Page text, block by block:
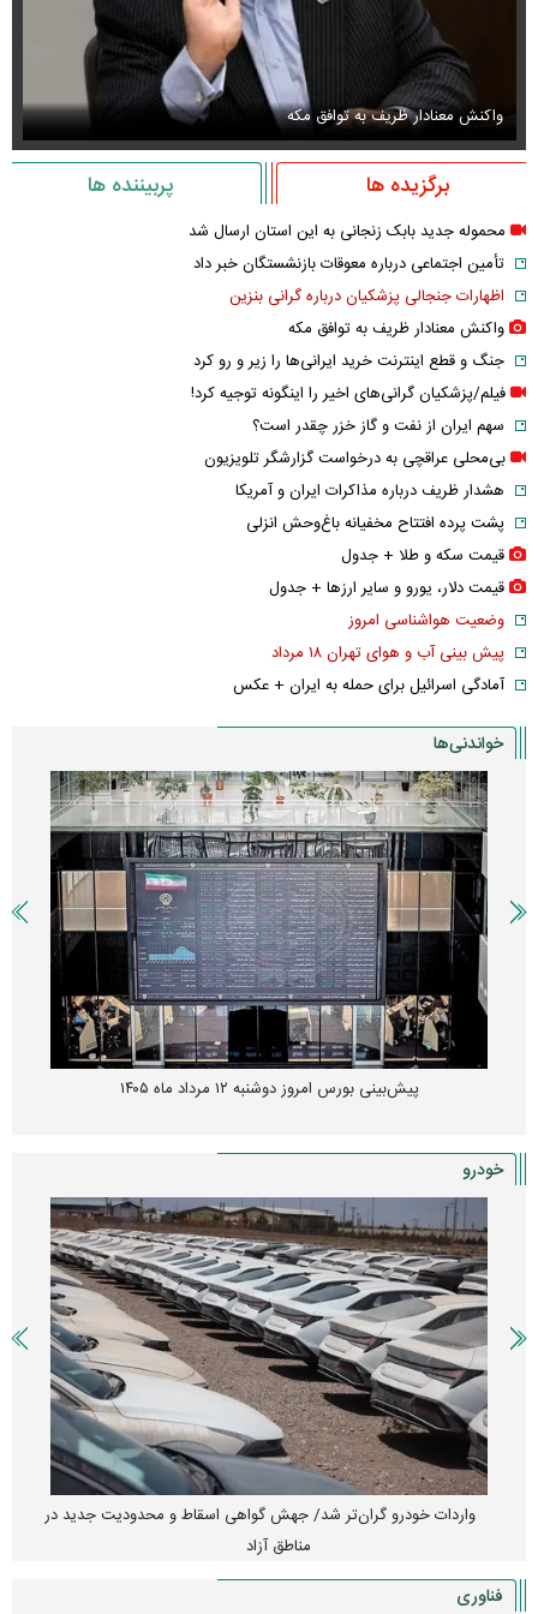
واکنش معنادار ظریف به توافق مکه
برگزیده ها پربیننده ها
محموله جدید بابک زنجانی به این استان ارسال شد
تأمین اجتماعی درباره معوقات بازنشستگان خبر داد
اظهارات جنجالی پزشکیان درباره گرانی بنزین
واکنش معنادار ظریف به توافق مکه
جنگ و قطع اینترنت خرید ایرانی‌ها را زیر و رو کرد
فیلم/پزشکیان گرانی‌های اخیر را اینگونه توجیه کرد!
سهم ایران از نفت و گاز خزر چقدر است؟
بی‌محلی عراقچی به درخواست گزارشگر تلویزیون
هشدار ظریف درباره مذاکرات ایران و آمریکا
پشت پرده افتتاح مخفیانه باغ‌وحش انزلی
قیمت سکه و طلا + جدول
قیمت دلار، یورو و سایر ارز‌ها + جدول
وضعیت هواشناسی امروز
پیش بینی آب و هوای تهران ۱۸ مرداد
آمادگی اسرائیل برای حمله به ایران + عکس
خواندنی‌ها
پیش‌بینی بورس امروز دوشنبه ۱۲ مرداد ماه ۱۴۰۵
خودرو
واردات خودرو گران‌تر شد/ جهش گواهی اسقاط و محدودیت جدید در
مناطق آزاد
فناوری